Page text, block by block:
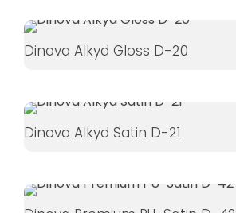
Dinova Alkyd Gloss D-20
Dinova Alkyd Satin D-21
bruges.
For at vores
hjemmeside
skal fungere
muligt under
dit besøg.